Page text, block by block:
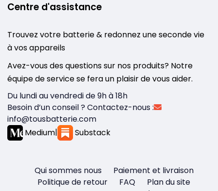
Centre d'assistance
Trouvez votre batterie & redonnez une seconde vie
à vos appareils
Avez-vous des questions sur nos produits? Notre
équipe de service se fera un plaisir de vous aider.
Du lundi au vendredi de 9h à 18h
Besoin d’un conseil ? Contactez-nous :
info@tousbatterie.com
Medium| Substack
Qui sommes nous
Paiement et livraison
Politique de retour
FAQ
Plan du site